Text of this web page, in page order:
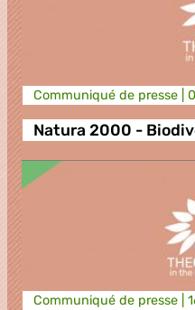
et Industrie
Genre LGBTQI,
Santé publique,
Affaires étrangères,
Communiqué de presse |
Natura 2000 -
Communiqué de presse |